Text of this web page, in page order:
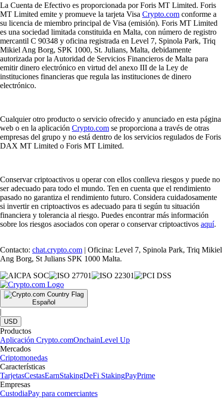
La Cuenta de Efectivo es proporcionada por Foris MT Limited. Foris
MT Limited emite y promueve la tarjeta Visa Crypto.com conforme a
su licencia de miembro principal de Visa (emisión). Foris MT Limited
es una sociedad limitada constituida en Malta, con número de registro
mercantil C 90348 y oficina registrada en Level 7, Spinola Park, Triq
Mikiel Ang Borg, SPK 1000, St. Julians, Malta, debidamente
autorizada por la Autoridad de Servicios Financieros de Malta para
emitir dinero electrónico en virtud del anexo III de la Ley de
instituciones financieras que regula las instituciones de dinero
electrónico.
Cualquier otro producto o servicio ofrecido y anunciado en esta página
web o en la aplicación Crypto.com se proporciona a través de otras
empresas del grupo y no está dentro de los servicios regulados de Foris
DAX MT Limited o Foris MT Limited.
Conservar criptoactivos u operar con ellos conlleva riesgos y puede no
ser adecuado para todo el mundo. Ten en cuenta que el rendimiento
pasado no garantiza el rendimiento futuro. Considera cuidadosamente
si invertir en criptoactivos es adecuado para ti según tu situación
financiera y tolerancia al riesgo. Puedes encontrar más información
sobre los riesgos asociados con operar o conservar criptoactivos aquí.
Contacto: chat.crypto.com | Oficina: Level 7, Spinola Park, Triq Mikiel
Ang Borg, St Julians SPK 1000 Malta.
Español
|
USD
Productos
Aplicación Crypto.comOnchainLevel Up
Mercados
Criptomonedas
Características
TarjetasCestasEarnStakingDeFi StakingPayPrime
Empresas
CustodiaPay para comerciantes